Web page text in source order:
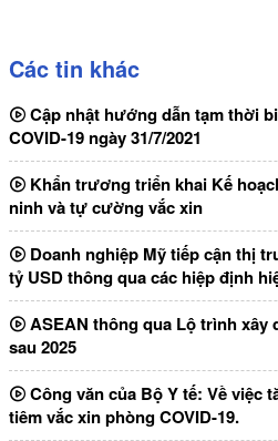
Các tin khác
Cập nhật hướng dẫn tạm thời
COVID-19 ngày 31/7/2021
Khẩn trương triển khai Kế
ninh và tự cường vắc xin
Doanh nghiệp Mỹ tiếp cận thị
tỷ USD thông qua các hiệp định
ASEAN thông qua Lộ trình xây
sau 2025
Công văn của Bộ Y tế: Về việc
tiêm vắc xin phòng COVID-19.